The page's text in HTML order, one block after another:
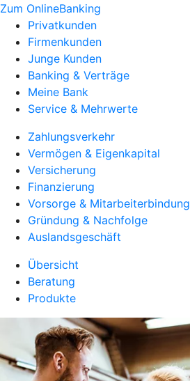
Zum OnlineBanking
Privatkunden
Firmenkunden
Junge Kunden
Banking & Verträge
Meine Bank
Service & Mehrwerte
Zahlungsverkehr
Vermögen & Eigenkapital
Versicherung
Finanzierung
Vorsorge & Mitarbeiterbindung
Gründung & Nachfolge
Auslandsgeschäft
Übersicht
Beratung
Produkte